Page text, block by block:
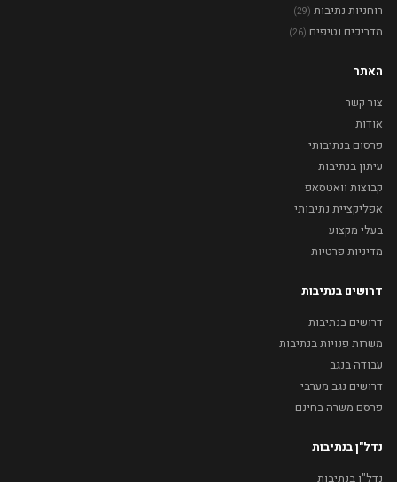
רוחניות נתיבות (29)
מדריכים וטיפים (26)
האתר
צור קשר
אודות
פרסום בנתיבותי
עיתון בנתיבות
קבוצות וואטסאפ
אפליקציית נתיבותי
בעלי מקצוע
מדיניות פרטיות
דרושים בנתיבות
דרושים בנתיבות
משרות פנויות בנתיבות
עבודה בנגב
דרושים נגב מערבי
פרסם משרה בחינם
נדל"ן בנתיבות
נדל"ן בנתיבות